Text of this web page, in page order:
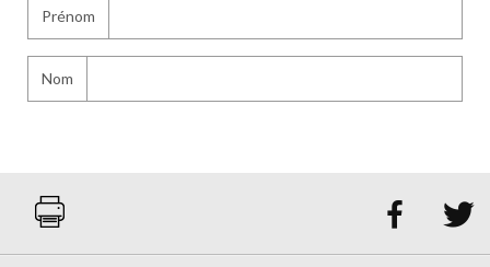
Prénom
Nom
 